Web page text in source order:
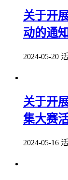
关于开
动的通知
2024-05-20
关于开
集大赛
2024-05-16